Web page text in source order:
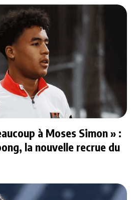
à Moses Simon » :
la nouvelle recrue du